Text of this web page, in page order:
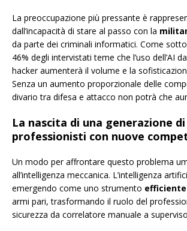
La preoccupazione più pressante è
dall’incapacità di stare al passo con la
da parte dei criminali informatici. Come
46% degli intervistati teme che l’uso dell’AI
hacker aumenterà il volume e la
Senza un aumento proporzionale delle
divario tra difesa e attacco non potrà che
La nascita di una generazione di
professionisti con nuove
Un modo per affrontare questo problema
all’intelligenza meccanica. L’intelligenza
emergendo come uno strumento efficiente
armi pari, trasformando il ruolo del
sicurezza da correlatore manuale a